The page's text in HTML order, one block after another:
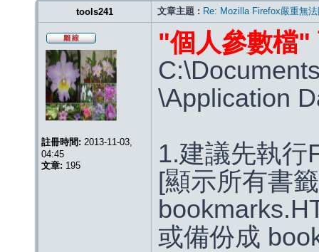
tools241 文章主題 : Re: Mozilla Firefox嚴重無
註冊時間: 2013-11-03,
04:45
文章: 195
"個人參數檔"
\Application
1.建議先執行
[顯示所有書
或備份成